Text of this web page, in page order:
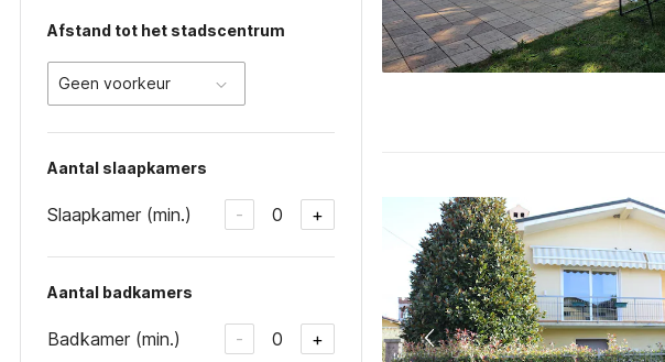
Afstand tot het stadscentrum
Geen voorkeur
Aantal slaapkamers
Slaapkamer (min.) - 0 +
Aantal badkamers
Badkamer (min.) - 0 +